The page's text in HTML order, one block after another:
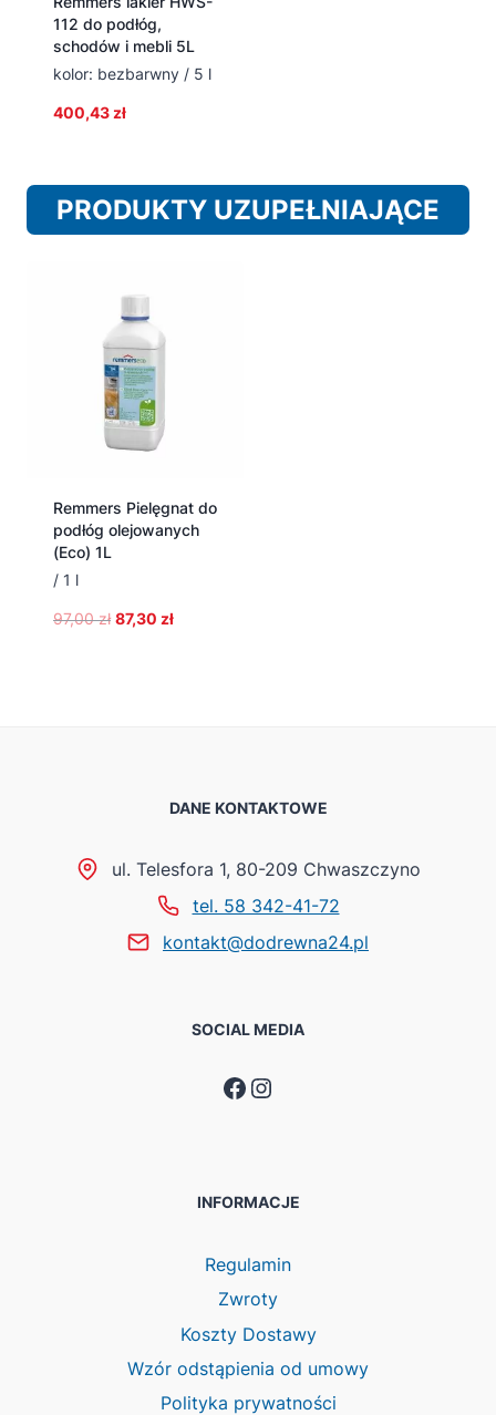
112 do podłóg,
schodów i mebli 5L
kolor: bezbarwny / 5 l
400,43 zł
PRODUKTY UZUPEŁNIAJĄCE
Remmers Pielęgnat do
podłóg olejowanych
(Eco) 1L
/ 1 l
97,00zł Pierwotna
87,30 złAktualna
DANE KONTAKTOWE
ul. Telesfora 1, 80-209 Chwaszczyno
tel. 58 342-41-72
kontakt@dodrewna24.pl
SOCIAL MEDIA
Facebook
Instagram
INFORMACJE
Regulamin
Zwroty
Koszty Dostawy
Wzór odstąpienia od umowy
Polityka prywatności